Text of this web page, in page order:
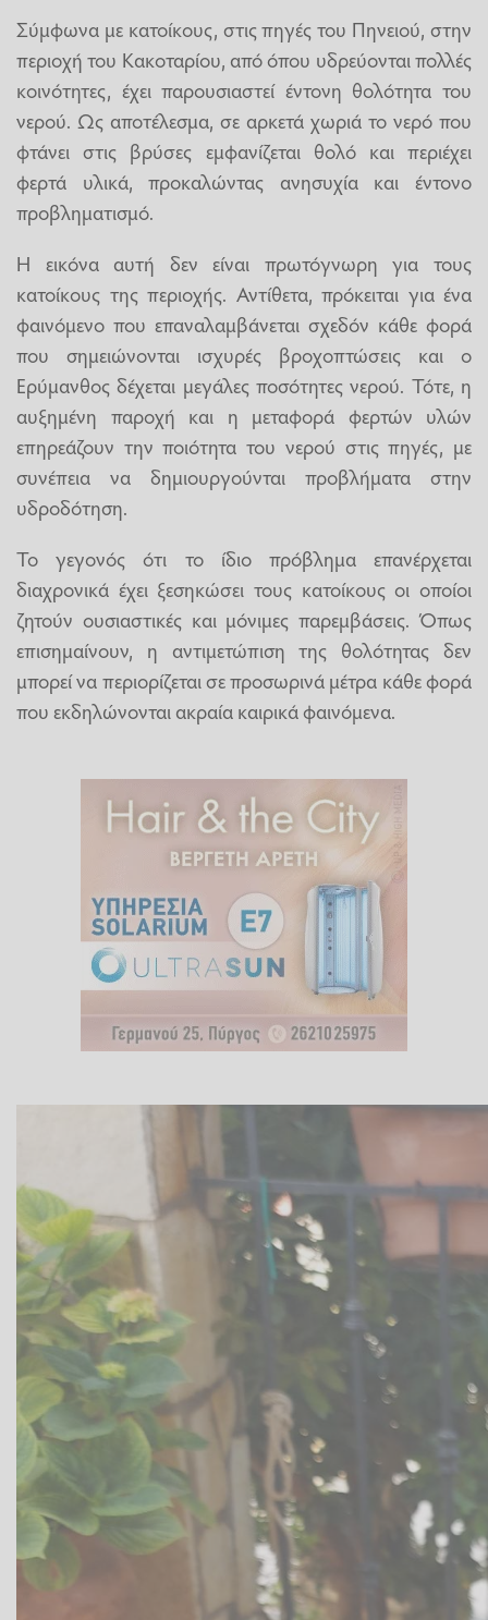
Σύμφωνα με κατοίκους, στις πηγές του Πηνειού, στην
περιοχή του Κακοταρίου, από όπου υδρεύονται πολλές
κοινότητες, έχει παρουσιαστεί έντονη θολότητα του
νερού. Ως αποτέλεσμα, σε αρκετά χωριά το νερό που
φτάνει στις βρύσες εμφανίζεται θολό και περιέχει
φερτά υλικά, προκαλώντας ανησυχία και έντονο
προβληματισμό.
Η εικόνα αυτή δεν είναι πρωτόγνωρη για τους
κατοίκους της περιοχής. Αντίθετα, πρόκειται για ένα
φαινόμενο που επαναλαμβάνεται σχεδόν κάθε φορά
που σημειώνονται ισχυρές βροχοπτώσεις και ο
Ερύμανθος δέχεται μεγάλες ποσότητες νερού. Τότε, η
αυξημένη παροχή και η μεταφορά φερτών υλών
επηρεάζουν την ποιότητα του νερού στις πηγές, με
συνέπεια να δημιουργούνται προβλήματα στην
υδροδότηση.
Το γεγονός ότι το ίδιο πρόβλημα επανέρχεται
διαχρονικά έχει ξεσηκώσει τους κατοίκους οι οποίοι
ζητούν ουσιαστικές και μόνιμες παρεμβάσεις. Όπως
επισημαίνουν, η αντιμετώπιση της θολότητας δεν
μπορεί να περιορίζεται σε προσωρινά μέτρα κάθε φορά
που εκδηλώνονται ακραία καιρικά φαινόμενα.